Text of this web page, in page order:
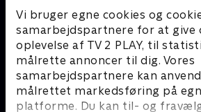
Vi bruger egne cookies og
samarbejdspartnere for at give
oplevelse af TV 2 PLAY, til
målrette annoncer til dig. Vores
samarbejdspartnere kan
målrettet markedsføring på
platforme. Du kan til- og